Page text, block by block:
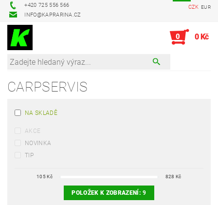
+420 725 556 566
INFO@KAPRARINA.CZ
CZK EUR
0 0 Kč
CARPSERVIS
NA SKLADĚ
AKCE
NOVINKA
TIP
105Kč 828 Kč
POLOŽEK K ZOBRAZENÍ:9